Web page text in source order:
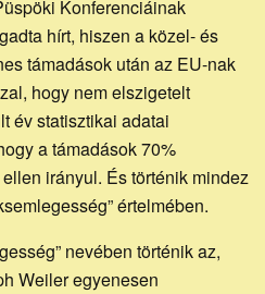
Konferenciáinak
hírt, hiszen a közel- és
támadások után az EU-nak
hogy nem elszigetelt
év statisztikai adatai
a támadások 70%
irányul. És történik mindez
értelmében.
nevében történik az,
Weiler egyenesen